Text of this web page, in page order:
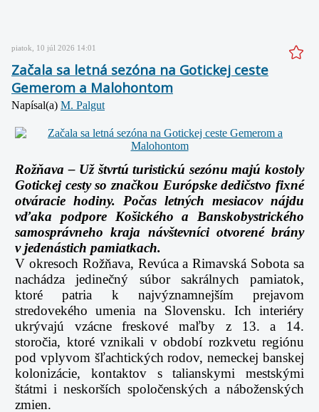
piatok, 10 júl 2026 14:01
Začala sa letná sezóna na Gotickej ceste
Gemerom a Malohontom
Napísal(a) M. Palgut
Rožňava – Už štvrtú turistickú sezónu majú kostoly
Gotickej cesty so značkou Európske dedičstvo fixné
otváracie hodiny. Počas letných mesiacov nájdu
vďaka podpore Košického a Banskobystrického
samosprávneho kraja návštevníci otvorené brány
v jedenástich pamiatkach.
V okresoch Rožňava, Revúca a Rimavská Sobota sa
nachádza jedinečný súbor sakrálnych pamiatok,
ktoré patria k najvýznamnejším prejavom
stredovekého umenia na Slovensku. Ich interiéry
ukrývajú vzácne freskové maľby z 13. a 14.
storočia, ktoré vznikali v období rozkvetu regiónu
pod vplyvom šľachtických rodov, nemeckej banskej
kolonizácie, kontaktov s talianskymi mestskými
štátmi i neskorších spoločenských a náboženských
zmien.